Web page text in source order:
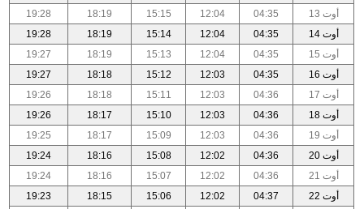
أوت 13
04:35
12:04
15:15
18:19
19:28
أوت 14
04:35
12:04
15:14
18:19
19:28
أوت 15
04:35
12:04
15:13
18:19
19:27
أوت 16
04:35
12:03
15:12
18:18
19:27
أوت 17
04:36
12:03
15:11
18:18
19:26
أوت 18
04:36
12:03
15:10
18:17
19:26
أوت 19
04:36
12:03
15:09
18:17
19:25
أوت 20
04:36
12:02
15:08
18:16
19:24
أوت 21
04:36
12:02
15:07
18:16
19:24
أوت 22
04:37
12:02
15:06
18:15
19:23